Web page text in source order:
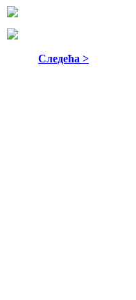
Следећа >